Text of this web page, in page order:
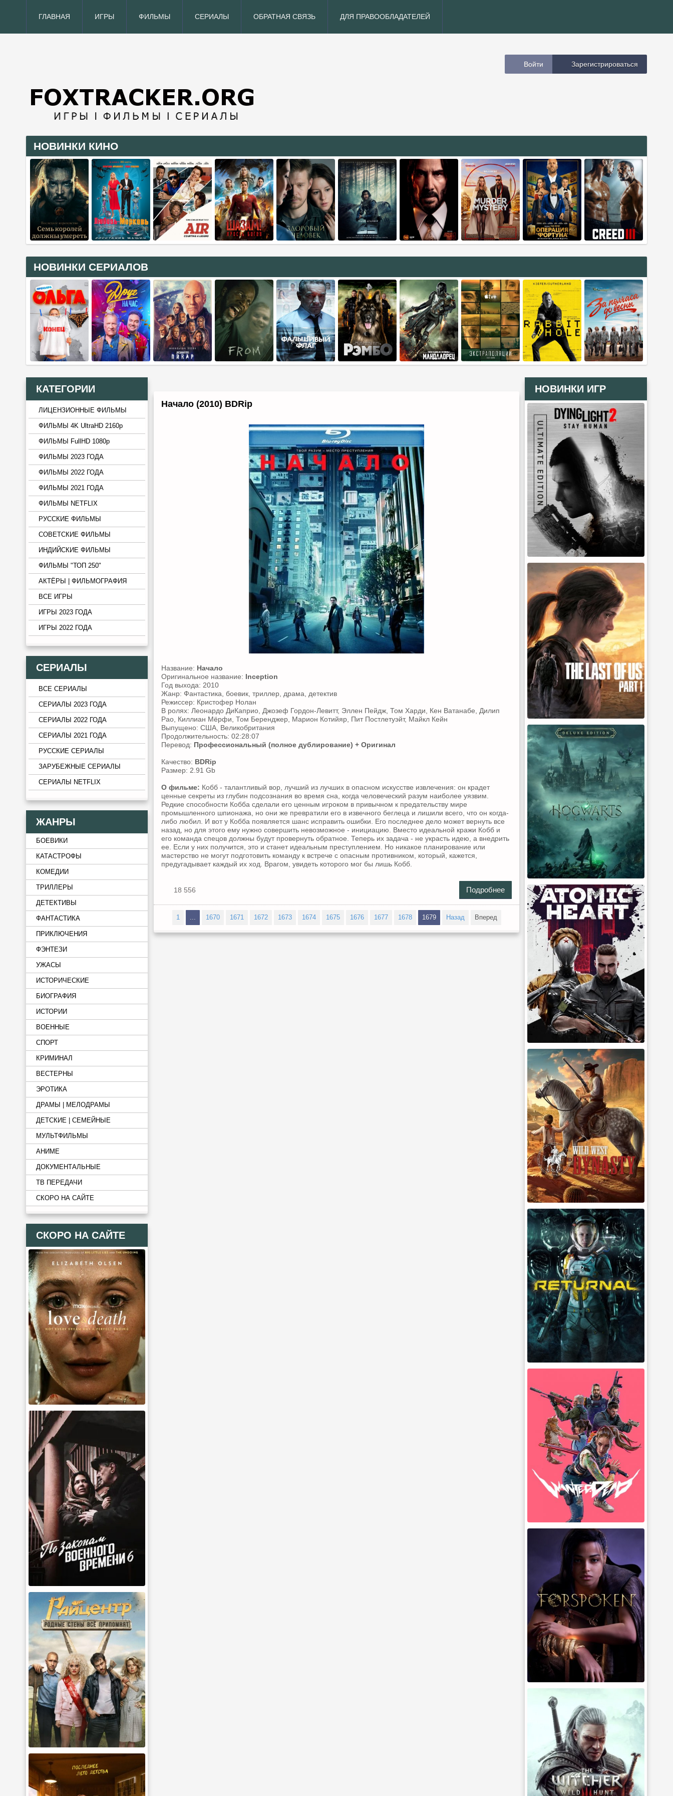
ГЛАВНАЯ ИГРЫ ФИЛЬМЫ СЕРИАЛЫ ОБРАТНАЯ СВЯЗЬ ДЛЯ ПРАВООБЛАДАТЕЛЕЙ
Войти Зарегистрироваться
НОВИНКИ КИНО
НОВИНКИ СЕРИАЛОВ
КАТЕГОРИИ
ЛИЦЕНЗИОННЫЕ ФИЛЬМЫ
ФИЛЬМЫ 4K UltraHD 2160p
ФИЛЬМЫ FullHD 1080p
ФИЛЬМЫ 2023 ГОДА
ФИЛЬМЫ 2022 ГОДА
ФИЛЬМЫ 2021 ГОДА
ФИЛЬМЫ NETFLIX
РУССКИЕ ФИЛЬМЫ
СОВЕТСКИЕ ФИЛЬМЫ
ИНДИЙСКИЕ ФИЛЬМЫ
ФИЛЬМЫ "ТОП 250"
АКТЁРЫ | ФИЛЬМОГРАФИЯ
ВСЕ ИГРЫ
ИГРЫ 2023 ГОДА
ИГРЫ 2022 ГОДА
СЕРИАЛЫ
ВСЕ СЕРИАЛЫ
СЕРИАЛЫ 2023 ГОДА
СЕРИАЛЫ 2022 ГОДА
СЕРИАЛЫ 2021 ГОДА
РУССКИЕ СЕРИАЛЫ
ЗАРУБЕЖНЫЕ СЕРИАЛЫ
СЕРИАЛЫ NETFLIX
ЖАНРЫ
БОЕВИКИ
КАТАСТРОФЫ
КОМЕДИИ
ТРИЛЛЕРЫ
ДЕТЕКТИВЫ
ФАНТАСТИКА
ПРИКЛЮЧЕНИЯ
ФЭНТЕЗИ
УЖАСЫ
ИСТОРИЧЕСКИЕ
БИОГРАФИЯ
ИСТОРИИ
ВОЕННЫЕ
СПОРТ
КРИМИНАЛ
ВЕСТЕРНЫ
ЭРОТИКА
ДРАМЫ | МЕЛОДРАМЫ
ДЕТСКИЕ | СЕМЕЙНЫЕ
МУЛЬТФИЛЬМЫ
АНИМЕ
ДОКУМЕНТАЛЬНЫЕ
ТВ ПЕРЕДАЧИ
СКОРО НА САЙТЕ
СКОРО НА САЙТЕ
Начало (2010) BDRip
Название: Начало
Оригинальное название: Inception
Год выхода: 2010
Жанр: Фантастика, боевик, триллер, драма, детектив
Режиссер: Кристофер Нолан
В ролях: Леонардо ДиКаприо, Джозеф Гордон-Левитт, Эллен Пейдж, Том Харди, Кен Ватанабе, Дилип
Рао, Киллиан Мёрфи, Том Беренджер, Марион Котийяр, Пит Постлетуэйт, Майкл Кейн
Выпущено: США, Великобритания
Продолжительность: 02:28:07
Перевод: Профессиональный (полное дублирование) + Оригинал
Качество: BDRip
Размер: 2.91 Gb
О фильме: Кобб - талантливый вор, лучший из лучших в опасном искусстве извлечения: он крадет
ценные секреты из глубин подсознания во время сна, когда человеческий разум наиболее уязвим.
Редкие способности Кобба сделали его ценным игроком в привычном к предательству мире
промышленного шпионажа, но они же превратили его в извечного беглеца и лишили всего, что он когда-
либо любил. И вот у Кобба появляется шанс исправить ошибки. Его последнее дело может вернуть все
назад, но для этого ему нужно совершить невозможное - инициацию. Вместо идеальной кражи Кобб и
его команда спецов должны будут провернуть обратное. Теперь их задача - не украсть идею, а внедрить
ее. Если у них получится, это и станет идеальным преступлением. Но никакое планирование или
мастерство не могут подготовить команду к встрече с опасным противником, который, кажется,
предугадывает каждый их ход. Врагом, увидеть которого мог бы лишь Кобб.
18 556 Подробнее
1 ... 1670 1671 1672 1673 1674 1675 1676 1677 1678 1679 Назад Вперед
НОВИНКИ ИГР